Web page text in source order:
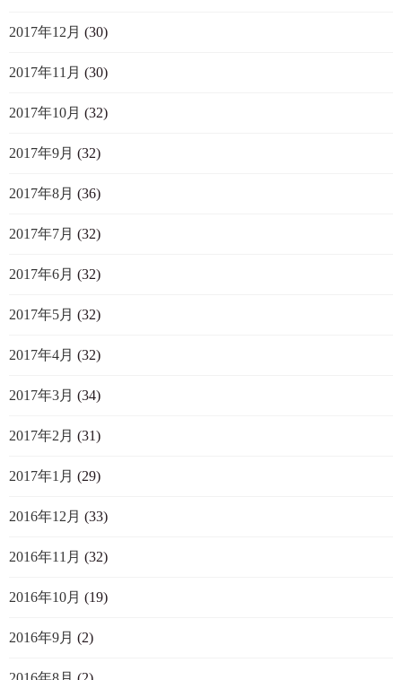
2017年12月 (30)
2017年11月 (30)
2017年10月 (32)
2017年9月 (32)
2017年8月 (36)
2017年7月 (32)
2017年6月 (32)
2017年5月 (32)
2017年4月 (32)
2017年3月 (34)
2017年2月 (31)
2017年1月 (29)
2016年12月 (33)
2016年11月 (32)
2016年10月 (19)
2016年9月 (2)